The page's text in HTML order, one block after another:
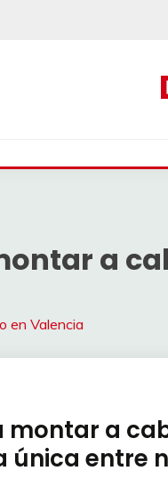
a
en Valencia
montar a
única entre